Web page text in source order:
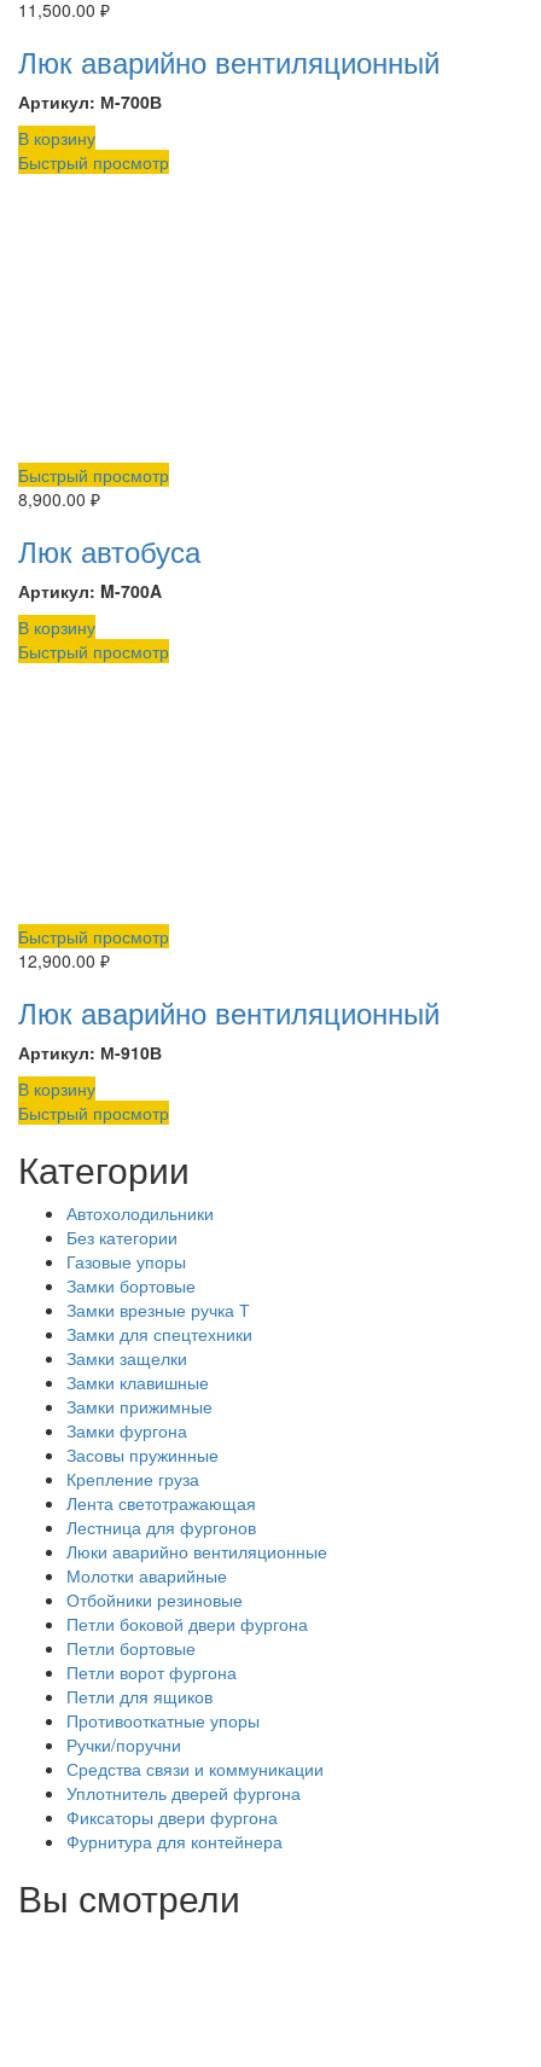
11,500.00 ₽
Люк аварийно вентиляционный
Артикул: М-700В
В корзину
Быстрый просмотр
Быстрый просмотр
8,900.00 ₽
Люк автобуса
Артикул: M-700A
В корзину
Быстрый просмотр
Быстрый просмотр
12,900.00 ₽
Люк аварийно вентиляционный
Артикул: М-910В
В корзину
Быстрый просмотр
Категории
Автохолодильники
Без категории
Газовые упоры
Замки бортовые
Замки врезные ручка Т
Замки для спецтехники
Замки защелки
Замки клавишные
Замки прижимные
Замки фургона
Засовы пружинные
Крепление груза
Лента светотражающая
Лестница для фургонов
Люки аварийно вентиляционные
Молотки аварийные
Отбойники резиновые
Петли боковой двери фургона
Петли бортовые
Петли ворот фургона
Петли для ящиков
Противооткатные упоры
Ручки/поручни
Средства связи и коммуникации
Уплотнитель дверей фургона
Фиксаторы двери фургона
Фурнитура для контейнера
Вы смотрели